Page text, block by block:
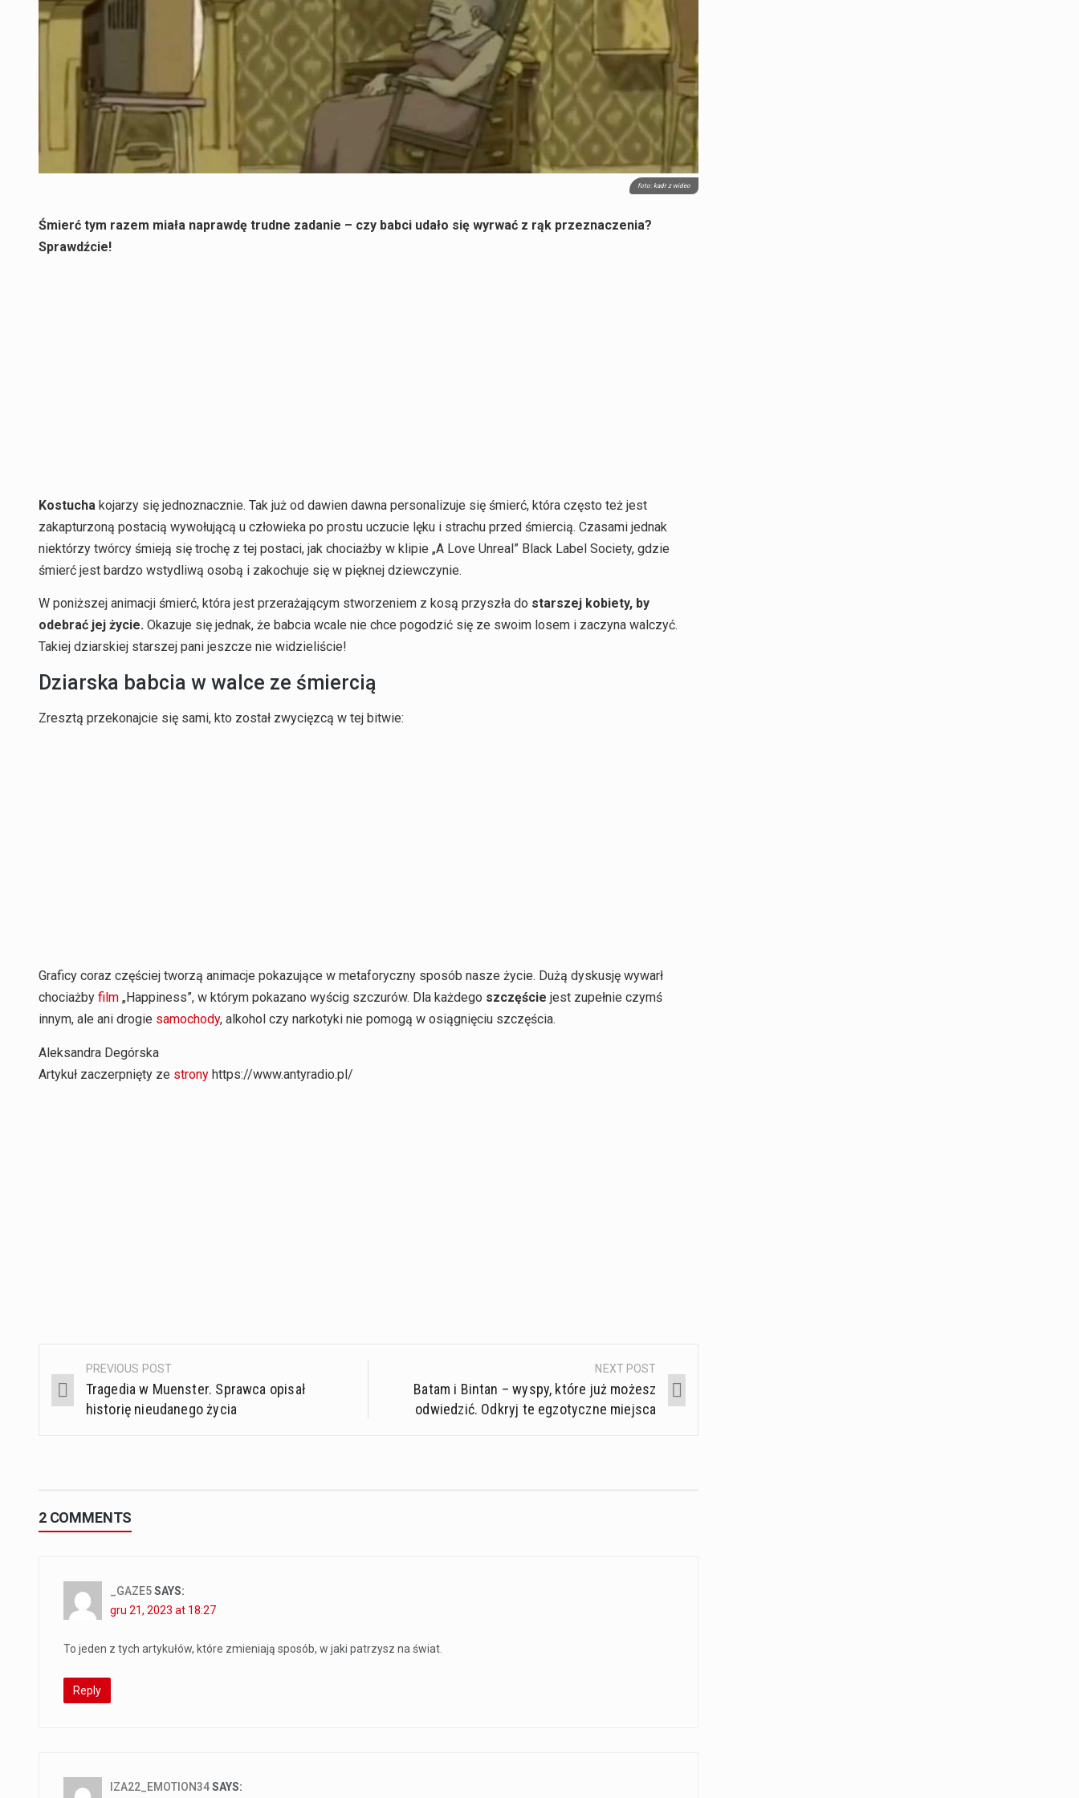
foto: kadr z wideo
Śmierć tym razem miała naprawdę trudne zadanie – czy babci udało się wyrwać z rąk przeznaczenia?
Sprawdźcie!
Kostucha kojarzy się jednoznacznie. Tak już od dawien dawna personalizuje się śmierć, która często też jest
zakapturzoną postacią wywołującą u człowieka po prostu uczucie lęku i strachu przed śmiercią. Czasami jednak
niektórzy twórcy śmieją się trochę z tej postaci, jak chociażby w klipie „A Love Unreal” Black Label Society, gdzie
śmierć jest bardzo wstydliwą osobą i zakochuje się w pięknej dziewczynie.
W poniższej animacji śmierć, która jest przerażającym stworzeniem z kosą przyszła do starszej kobiety, by
odebrać jej życie. Okazuje się jednak, że babcia wcale nie chce pogodzić się ze swoim losem i zaczyna walczyć.
Takiej dziarskiej starszej pani jeszcze nie widzieliście!
Dziarska babcia w walce ze śmiercią
Zresztą przekonajcie się sami, kto został zwycięzcą w tej bitwie:
Graficy coraz częściej tworzą animacje pokazujące w metaforyczny sposób nasze życie. Dużą dyskusję wywarł
chociażby film „Happiness”, w którym pokazano wyścig szczurów. Dla każdego szczęście jest zupełnie czymś
innym, ale ani drogie samochody, alkohol czy narkotyki nie pomogą w osiągnięciu szczęścia.
Aleksandra Degórska
Artykuł zaczerpnięty ze strony https://www.antyradio.pl/
Post
navigation
PREVIOUS POST
Tragedia w Muenster. Sprawca opisał
historię nieudanego życia
NEXT POST
Batam i Bintan – wyspy, które już możesz
odwiedzić. Odkryj te egzotyczne miejsca
2 COMMENTS
_GAZE5SAYS:
gru 21, 2023 at 18:27
To jeden z tych artykułów, które zmieniają sposób, w jaki patrzysz na świat.
Reply
IZA22_EMOTION34SAYS: